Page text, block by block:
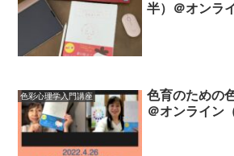
半）＠オンラ
色彩心理学入門講座
色育のための
＠オンライン